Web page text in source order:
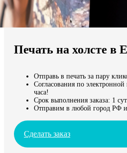
Мы доставляем по всему миру
Печать на холсте в
Отправь в печать за пару
Согласования по
часа!
Срок выполнения заказа: 1
Отправим в любой город РФ
Сделать заказ